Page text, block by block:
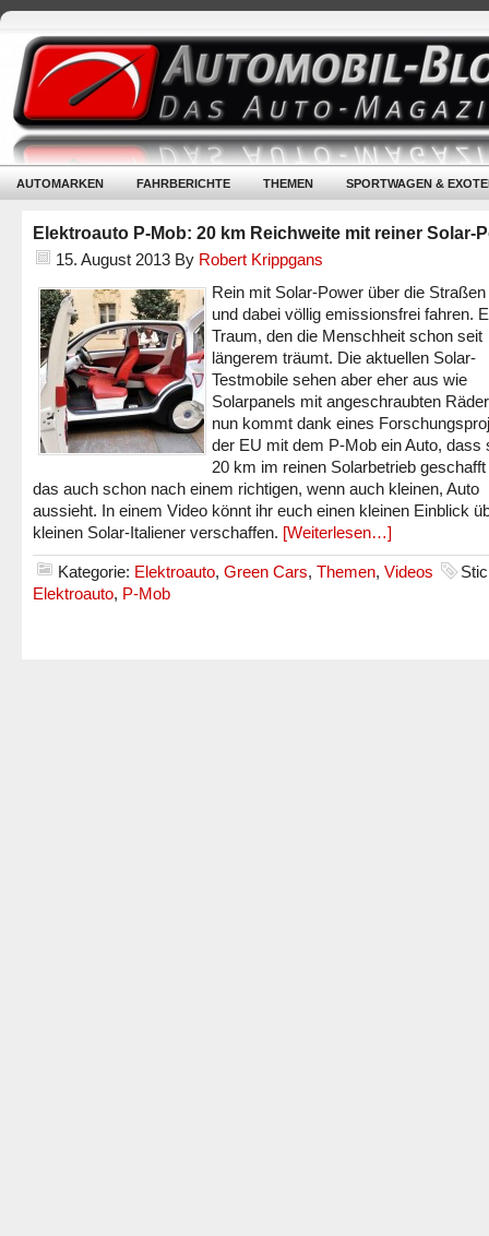
AUTOMARKEN FAHRBERICHTE THEMEN SPORTWAGEN &
Elektroauto P-Mob: 20 km Reichweite mit reiner Solar-
15. August 2013 By Robert Krippgans
Rein mit Solar-Power über die
und dabei völlig emissionsfrei fahren.
Traum, den die Menschheit schon seit
längerem träumt. Die aktuellen Solar-
Testmobile sehen aber eher aus wie
Solarpanels mit angeschraubten
nun kommt dank eines
der EU mit dem P-Mob ein Auto, dass
20 km im reinen Solarbetrieb
das auch schon nach einem richtigen, wenn auch kleinen, Auto
aussieht. In einem Video könnt ihr euch einen kleinen Einblick
kleinen Solar-Italiener verschaffen. [Weiterlesen…]
Kategorie: Elektroauto, Green Cars, Themen, Videos
Elektroauto, P-Mob